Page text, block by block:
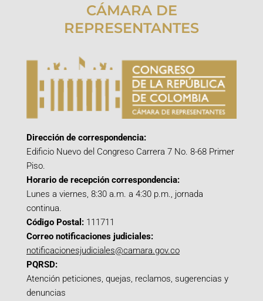
CÁMARA DE
REPRESENTANTES
Dirección de correspondencia:
Edificio Nuevo del Congreso Carrera 7 No. 8-68 Primer
Piso.
Horario de recepción correspondencia:
Lunes a viernes, 8:30 a.m. a 4:30 p.m., jornada
continua.
Código Postal: 111711
Correo notificaciones judiciales:
notificacionesjudiciales@camara.gov.co
PQRSD:
Atención peticiones, quejas, reclamos, sugerencias y
denuncias